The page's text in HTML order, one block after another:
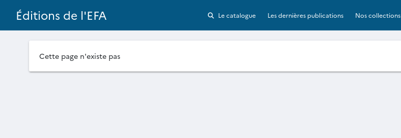
Éditions de l'EFA Le catalogue Les dernières publications Nos collections
Cette page n'existe pas